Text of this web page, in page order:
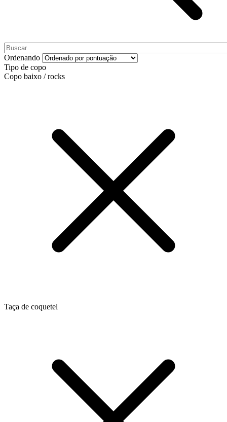
Ordenando
Tipo de copo
Copo baixo / rocks
Taça de coquetel